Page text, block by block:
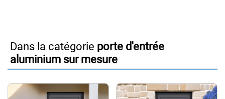
Dans la catégorie porte d'entrée
aluminium sur mesure